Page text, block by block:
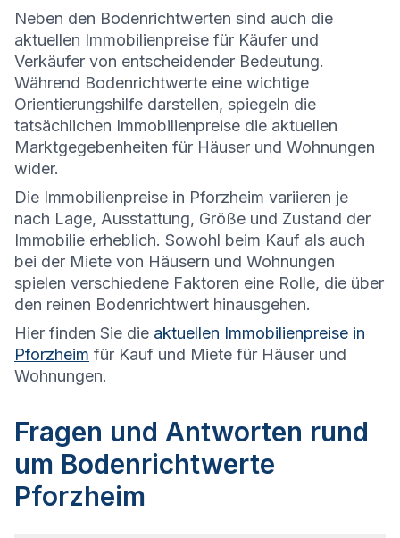
Neben den Bodenrichtwerten sind auch die
aktuellen Immobilienpreise für Käufer und
Verkäufer von entscheidender Bedeutung.
Während Bodenrichtwerte eine wichtige
Orientierungshilfe darstellen, spiegeln die
tatsächlichen Immobilienpreise die aktuellen
Marktgegebenheiten für Häuser und Wohnungen
wider.
Die Immobilienpreise in Pforzheim variieren je
nach Lage, Ausstattung, Größe und Zustand der
Immobilie erheblich. Sowohl beim Kauf als auch
bei der Miete von Häusern und Wohnungen
spielen verschiedene Faktoren eine Rolle, die über
den reinen Bodenrichtwert hinausgehen.
Hier finden Sie die aktuellen Immobilienpreise in
Pforzheim für Kauf und Miete für Häuser und
Wohnungen.
Fragen und Antworten rund
um Bodenrichtwerte
Pforzheim